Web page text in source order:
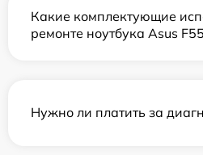
Какие комплектующие
ремонте ноутбука Asus
Нужно ли платить за